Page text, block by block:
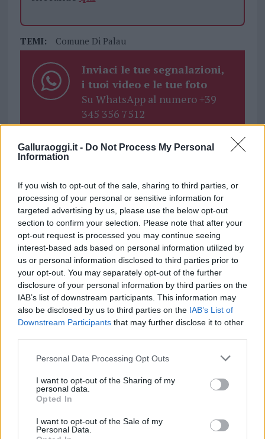
Galluraoggi.it - Do Not Process My Personal
Information
If you wish to opt-out of the sale, sharing to third parties, or
processing of your personal or sensitive information for
targeted advertising by us, please use the below opt-out
section to confirm your selection. Please note that after your
opt-out request is processed you may continue seeing
interest-based ads based on personal information utilized by
us or personal information disclosed to third parties prior to
your opt-out. You may separately opt-out of the further
disclosure of your personal information by third parties on the
IAB’s list of downstream participants. This information may
also be disclosed by us to third parties on the IAB’s List of
Downstream Participants that may further disclose it to other
Please note that this website/app uses one or more Google
not limited to your visit or usage behaviour. You may click to
grant or deny consent to Google and its third-party tags to
use your data for below specified purposes in below Google
consent section.
Personal Data Processing Opt Outs
I want to opt-out of the Sharing of my
personal data.
Opted In
I want to opt-out of the Sale of my
Personal Data.
TEMI: Comune Di Palau
Inviaci le tue segnalazioni,
i tuoi video e le tue foto
Su WhatsApp al numero +39
345 356 7512
Entra nel canale telegram di
GalluraOggi.it
Ricevi le nostre ultime news
daGoogle News
F
a
ce
b
T
w
it
te
Pi
n
te
re
W
at
s
S
a
re
Articolo precedente
Prossimo articolo